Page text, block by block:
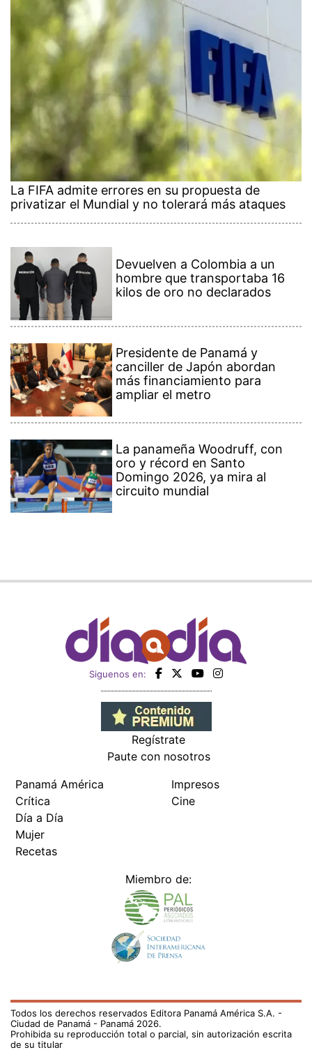
La FIFA admite errores en su propuesta de
privatizar el Mundial y no tolerará más ataques
Devuelven a Colombia a un
hombre que transportaba 16
kilos de oro no declarados
Presidente de Panamá y
canciller de Japón abordan
más financiamiento para
ampliar el metro
La panameña Woodruff, con
oro y récord en Santo
Domingo 2026, ya mira al
circuito mundial
Siguenos en:
Regístrate
Paute con nosotros
Panamá América
Crítica
Día a Día
Mujer
Recetas
Impresos
Cine
Miembro de:
Todos los derechos reservados Editora Panamá América S.A. -
Ciudad de Panamá - Panamá 2026.
Prohibida su reproducción total o parcial, sin autorización escrita
de su titular